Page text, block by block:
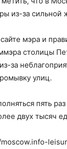
из-за сильной
мэра и
столицы
за
улиц.
пять
двух тысяч